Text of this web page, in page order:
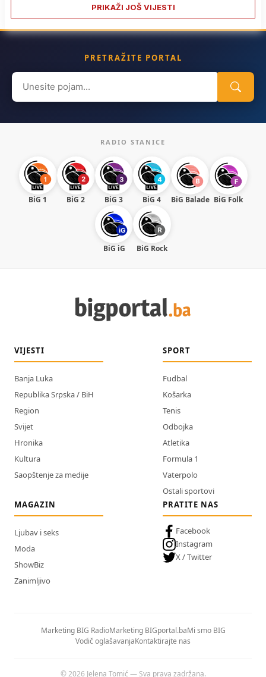
PRIKAŽI JOŠ VIJESTI
PRETRAŽITE PORTAL
Search
for:
RADIO STANICE
BiG 1 BiG 2 BiG 3 BiG 4 BiG Balade BiG Folk
BiG iG BiG Rock
VIJESTI
Banja Luka
Republika Srpska / BiH
Region
Svijet
Hronika
Kultura
Saopštenje za medije
SPORT
Fudbal
Košarka
Tenis
Odbojka
Atletika
Formula 1
Vaterpolo
Ostali sportovi
MAGAZIN
Ljubav i seks
Moda
ShowBiz
Zanimljivo
PRATITE NAS
Facebook
Instagram
X / Twitter
Marketing BIG RadioMarketing BIGportal.baMi smo BIG
Vodič oglašavanjaKontaktirajte nas
© 2026 Jelena Tomić — Sva prava zadržana.